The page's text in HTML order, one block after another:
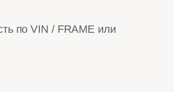
по VIN / FRAME или